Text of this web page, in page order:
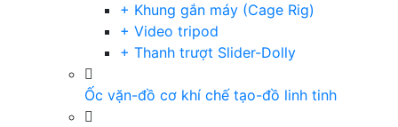
+ Khung gắn máy (Cage Rig)
+ Video tripod
+ Thanh trượt Slider-Dolly
Ốc vặn-đồ cơ khí chế tạo-đồ linh tinh